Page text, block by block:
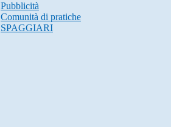
Pubblicità
Comunità di pratiche
SPAGGIARI